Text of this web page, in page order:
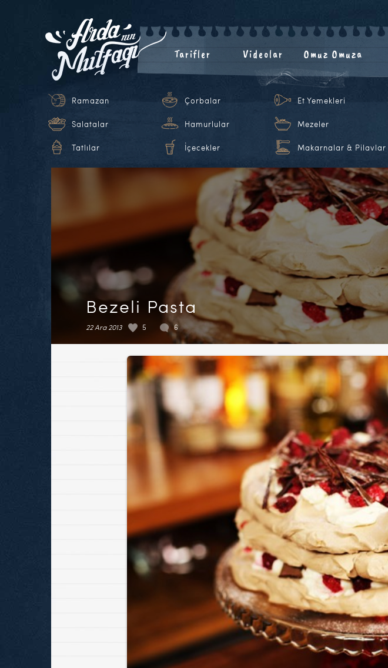
Tarifler Videolar Omuz Omuza
Ramazan Çorbalar Et Yemekleri
Salatalar Hamurlular Mezeler
Tatlılar İçecekler Makarnalar & Pilavlar
Bezeli Pasta
22 Ara 2013 5 6